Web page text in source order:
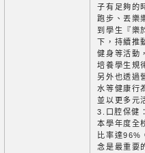
子有足夠的
跑步、丟樂
到學生『樂
下，持續推
健身等活動
培養學生規
另外也透過
水等健康行
並以更多元
3.口腔保健：
本學年度全
比率達96%
念是最重要